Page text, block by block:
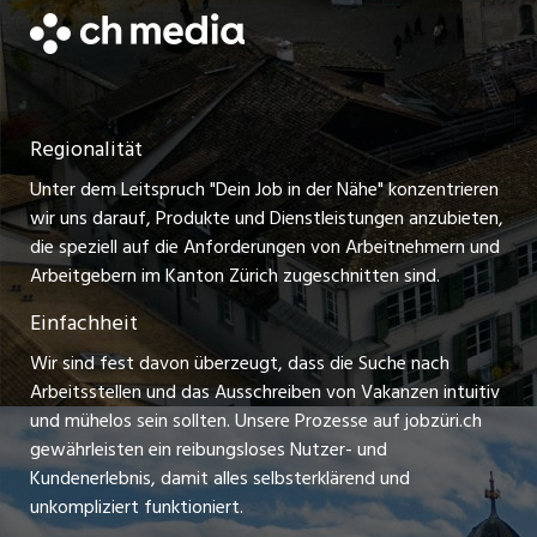
Jobs in der Stadt Horgen
Festanstellungen
Temporäre Jobs
Freelance Jobs
Praktikum-Jobs
Lehrstellen
Ferienjobs
Führungspositionen
Arbeitgeber
Jobline
Datenschutzerklärung
Nutzungsbedingungen
Impressum
Stellenmeldepflicht
jobmittelland.ch
zentraljob.ch
myjob.ch
schaffu.ch (VS)
ajourjob.ch
limmattalerzeitung.ch
radio24.ch
toxic.fm
Regionalität
Unter dem Leitspruch "Dein Job in der Nähe" konzentrieren
wir uns darauf, Produkte und Dienstleistungen anzubieten,
die speziell auf die Anforderungen von Arbeitnehmern und
Arbeitgebern im Kanton Zürich zugeschnitten sind.
Einfachheit
Wir sind fest davon überzeugt, dass die Suche nach
Arbeitsstellen und das Ausschreiben von Vakanzen intuitiv
und mühelos sein sollten. Unsere Prozesse auf jobzüri.ch
gewährleisten ein reibungsloses Nutzer- und
Kundenerlebnis, damit alles selbsterklärend und
unkompliziert funktioniert.